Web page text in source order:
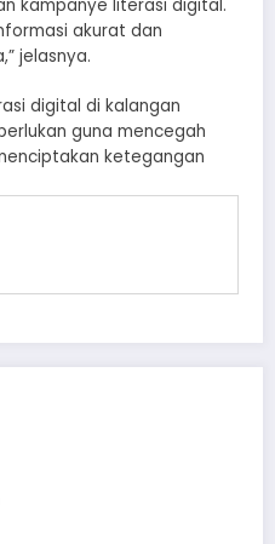
kampanye literasi digital.
akurat dan
jelasnya.
digital di kalangan
guna mencegah
ketegangan